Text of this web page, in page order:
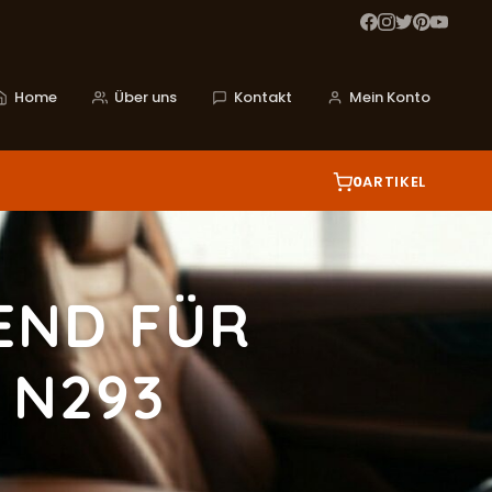
Home Über uns Kontakt Mein Konto
0ARTIKEL
FÜR
N293